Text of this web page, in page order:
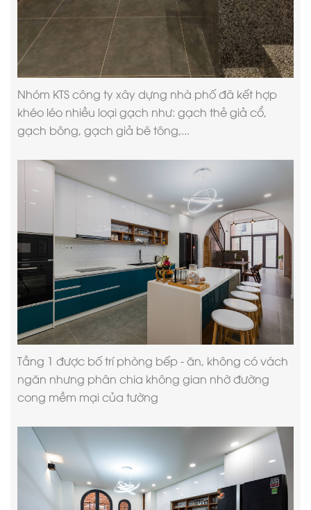
Nhóm KTScông ty xây dựng nhà phốđã kết hợp
khéo léo nhiều loại gạch như: gạch thẻ giả cổ,
gạch bông, gạch giả bê tông,...
Tầng 1 được bố trí phòng bếp - ăn, không có vách
ngăn nhưng phân chia không gian nhờ đường
cong mềm mại của tường